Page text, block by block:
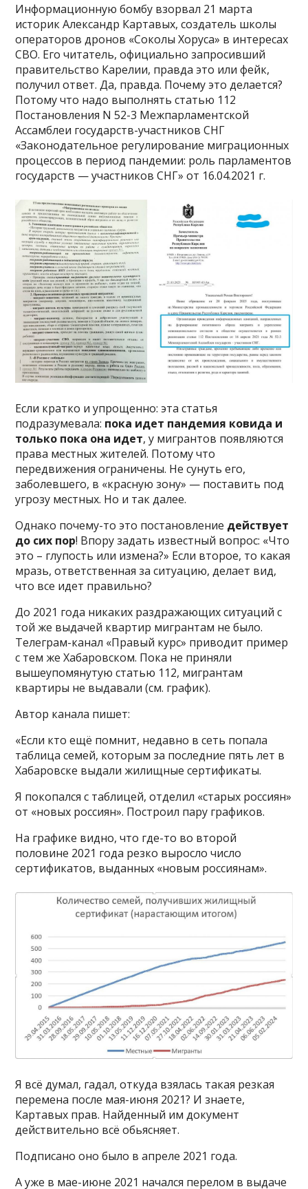
Информационную бомбу взорвал 21 марта
историк Александр Картавых, создатель школы
операторов дронов «Соколы Хоруса» в интересах
СВО. Его читатель, официально запросивший
правительство Карелии, правда это или фейк,
получил ответ. Да, правда. Почему это делается?
Потому что надо выполнять статью 112
Постановления N 52-3 Межпарламентской
Ассамблеи государств-участников СНГ
«Законодательное регулирование миграционных
процессов в период пандемии: роль парламентов
государств — участников СНГ» от 16.04.2021 г.
Если кратко и упрощенно: эта статья
подразумевала: пока идет пандемия ковида и
только пока она идет, у мигрантов появляются
права местных жителей. Потому что
передвижения ограничены. Не сунуть его,
заболевшего, в «красную зону» — поставить под
угрозу местных. Но и так далее.
Однако почему-то это постановление действует
до сих пор! Впору задать известный вопрос: «Что
это – глупость или измена?» Если второе, то какая
мразь, ответственная за ситуацию, делает вид,
что все идет правильно?
До 2021 года никаких раздражающих ситуаций с
той же выдачей квартир мигрантам не было.
Телеграм-канал «Правый курс» приводит пример
с тем же Хабаровском. Пока не приняли
вышеупомянутую статью 112, мигрантам
квартиры не выдавали (см. график).
Автор канала пишет:
«Если кто ещё помнит, недавно в сеть попала
таблица семей, которым за последние пять лет в
Хабаровске выдали жилищные сертификаты.
Я покопался с таблицей, отделил «старых россиян»
от «новых россиян». Построил пару графиков.
На графике видно, что где-то во второй
половине 2021 года резко выросло число
сертификатов, выданных «новым россиянам».
Я всë думал, гадал, откуда взялась такая резкая
перемена после мая-июня 2021? И знаете,
Картавых прав. Найденный им документ
действительно всë обьясняет.
Подписано оно было в апреле 2021 года.
А уже в мае-июне 2021 начался перелом в выдаче